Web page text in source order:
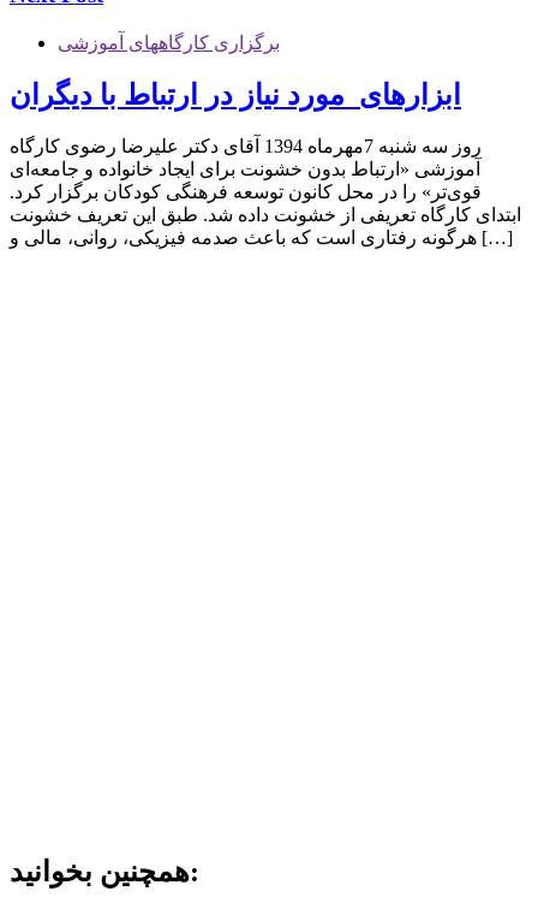
برگزاری کارگاههای آموزشی
ابزارهای مورد نیاز در ارتباط با دیگران
روز سه شنبه 7مهرماه 1394 آقای دکتر علیرضا رضوی کارگاه
آموزشی «ارتباط بدون خشونت برای ایجاد خانواده و جامعه‌ای
قوی‌تر» را در محل کانون توسعه فرهنگی کودکان برگزار کرد.
ابتدای کارگاه تعریفی از خشونت داده شد. طبق این تعریف خشونت
هرگونه رفتاری است که باعث صدمه فیزیکی، روانی، مالی و […]
همچنین بخوانید: